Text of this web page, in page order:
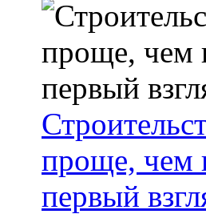
проще, чем
первый